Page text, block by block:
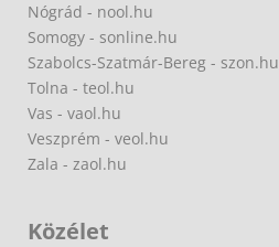
Nógrád - nool.hu
Somogy - sonline.hu
Szabolcs-Szatmár-Bereg - szon.hu
Tolna - teol.hu
Vas - vaol.hu
Veszprém - veol.hu
Zala - zaol.hu
Közélet